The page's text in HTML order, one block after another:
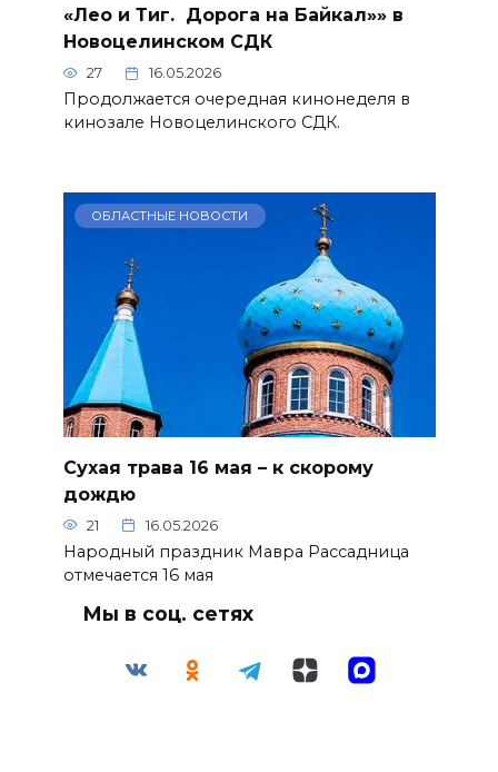
«Лео и Тиг. Дорога на Байкал»» в
Новоцелинском СДК
27 16.05.2026
Продолжается очередная кинонеделя в
кинозале Новоцелинского СДК.
ОБЛАСТНЫЕ НОВОСТИ
Сухая трава 16 мая – к скорому
дождю
21 16.05.2026
Народный праздник Мавра Рассадница
отмечается 16 мая
Мы в соц. сетях